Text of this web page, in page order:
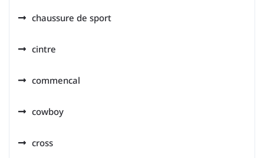
chaussure de sport
cintre
commencal
cowboy
cross